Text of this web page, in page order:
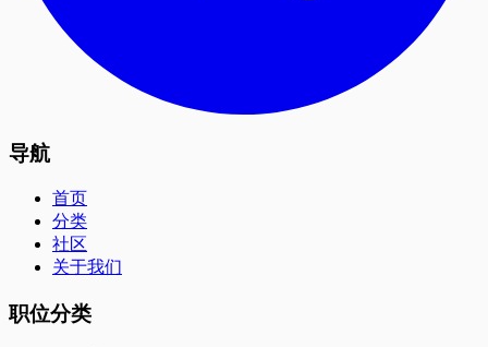
导航
首页
分类
社区
关于我们
职位分类